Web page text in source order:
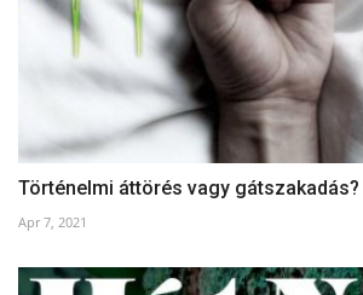
Történelmi áttörés vagy gátszakadás?
Apr 7, 2021